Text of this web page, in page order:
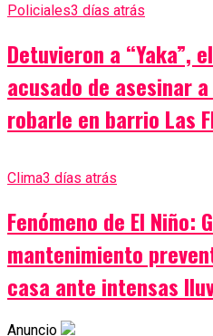
Policiales3 días atrás
Detuvieron a “Yaka”,
acusado de asesinar
robarle en barrio Las
Clima3 días atrás
Fenómeno de El Niño:
mantenimiento
casa ante intensas
Anuncio